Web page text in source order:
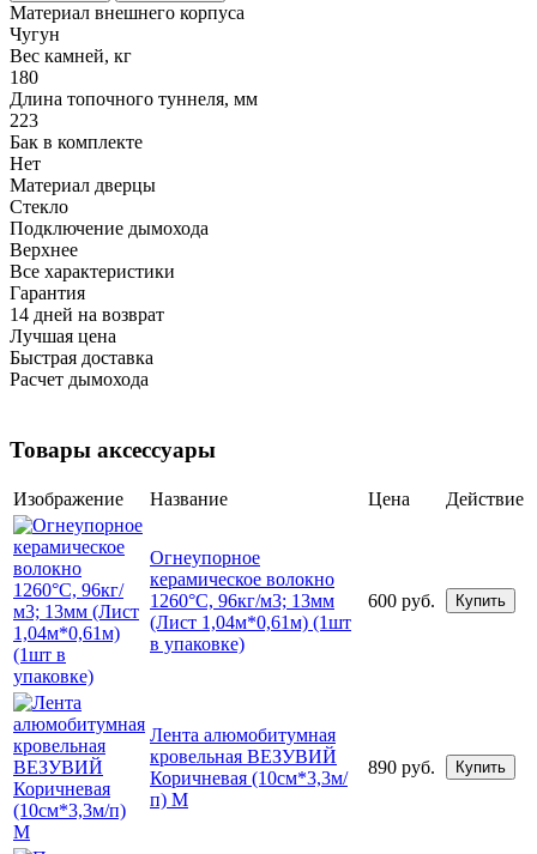
Материал внешнего корпуса
Чугун
Вес камней, кг
180
Длина топочного туннеля, мм
223
Бак в комплекте
Нет
Материал дверцы
Стекло
Подключение дымохода
Верхнее
Все характеристики
Гарантия
14 дней на возврат
Лучшая цена
Быстрая доставка
Расчет дымохода
Товары аксессуары
Изображение Название Цена Действие
Огнеупорное
керамическое волокно
1260°С, 96кг/м3; 13мм
(Лист 1,04м*0,61м) (1шт
в упаковке)
600 руб. Купить
Лента алюмобитумная
кровельная ВЕЗУВИЙ
Коричневая (10см*3,3м/
п) М
890 руб. Купить